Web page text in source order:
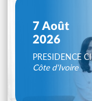
7 Août
2026
PRESIDENCE CI
Côte d'Ivoire